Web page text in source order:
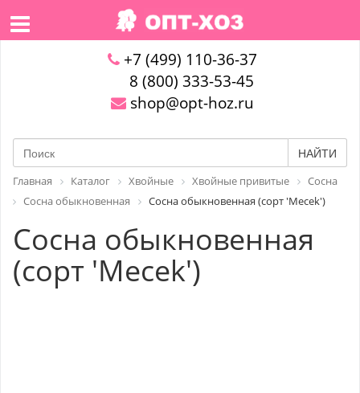
+7 (499) 110-36-37
8 (800) 333-53-45
shop@opt-hoz.ru
НАЙТИ
Главная Каталог Хвойные Хвойные привитые
Сосна
Сосна обыкновенная
Сосна обыкновенная (сорт 'Meсek')
Сосна обыкновенная
(сорт 'Meсek')